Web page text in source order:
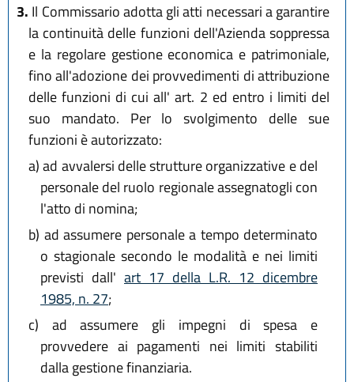
3. Il Commissario adotta gli atti necessari a garantire
la continuità delle funzioni dell'Azienda soppressa
e la regolare gestione economica e patrimoniale,
fino all'adozione dei provvedimenti di attribuzione
delle funzioni di cui all' art. 2 ed entro i limiti del
suo mandato. Per lo svolgimento delle sue
funzioni è autorizzato:
a)ad avvalersi delle strutture organizzative e del
personale del ruolo regionale assegnatogli con
l'atto di nomina;
b) ad assumere personale a tempo determinato
o stagionale secondo le modalità e nei limiti
previsti dall' art 17 della L.R. 12 dicembre
1985, n. 27;
c) ad assumere gli impegni di spesa e
provvedere ai pagamenti nei limiti stabiliti
dalla gestione finanziaria.